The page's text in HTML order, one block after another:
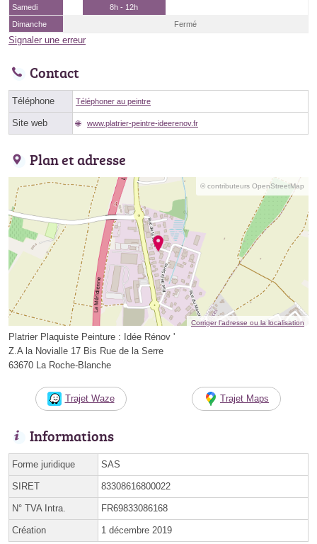
Samedi
8h - 12h
Dimanche
Fermé
Signaler une erreur
Contact
Téléphone Téléphoner au peintre
Site web www.platrier-peintre-ideerenov.fr
Plan et adresse
© contributeurs OpenStreetMap
Corriger l’adresse ou la localisation
Platrier Plaquiste Peinture : Idée Rénov '
Z.A la Novialle 17 Bis Rue de la Serre
63670 La Roche-Blanche
Trajet Waze Trajet Maps
Informations
Forme juridique SAS
SIRET 83308616800022
N° TVA Intra. FR69833086168
Création 1 décembre 2019